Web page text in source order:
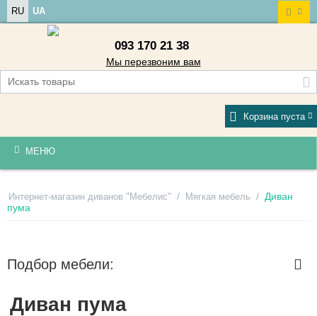
RU UA
093 170 21 38
Мы перезвоним вам
Корзина пуста
МЕНЮ
Интернет-магазин диванов "Мебелис" / Мягкая мебель / Диван
пума
Подбор мебели:
Диван пума